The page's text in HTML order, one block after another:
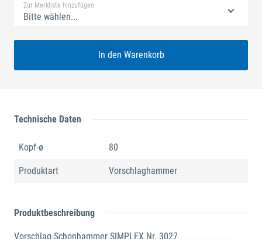
Zur Merkliste hinzufügen
Bitte wählen...
In den Warenkorb
Technische Daten
Kopf-ø 80
Produktart Vorschlaghammer
Produktbeschreibung
Vorschlag-Schonhammer SIMPLEX Nr. 3027